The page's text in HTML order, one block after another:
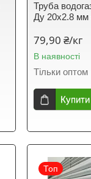
Труба
Ду 20х2.8 мм
79,90 ₴/кг
В наявності
Тільки оптом
Купити
Топ